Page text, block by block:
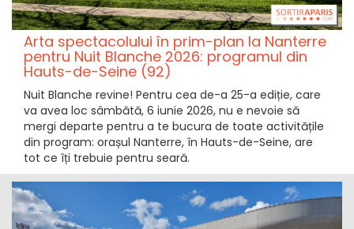
Arta spectacolului în prim-plan la Nanterre
pentru Nuit Blanche 2026: programul din
Hauts-de-Seine (92)
Nuit Blanche revine! Pentru cea de-a 25-a ediție, care
va avea loc sâmbătă, 6 iunie 2026, nu e nevoie să
mergi departe pentru a te bucura de toate activitățile
din program: orașul Nanterre, în Hauts-de-Seine, are
tot ce îți trebuie pentru seară.